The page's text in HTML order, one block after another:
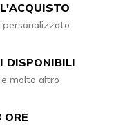
DISPONIBILI
molto altro
ORE